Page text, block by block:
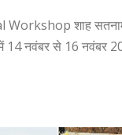
शाह
14 नवंबर से 16 नवंबर